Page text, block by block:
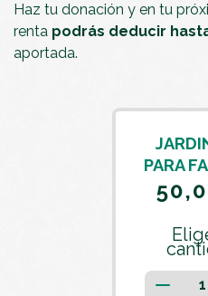
Haz tu donación y en tu
renta podrás deducir
aportada.
PARA